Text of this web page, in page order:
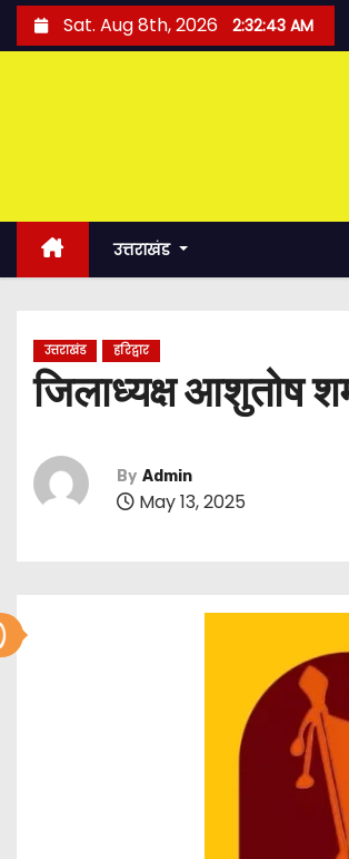
k
Sat. Aug 8th, 2026 2:32:44 AM
उत्तराखंड
उत्तराखंड हरिद्वार
जिलाध्यक्ष आशुतोष
By Admin
May 13, 2025